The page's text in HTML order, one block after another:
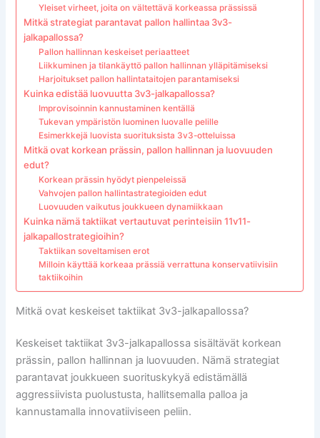
Yleiset virheet, joita on vältettävä korkeassa prässissä
Mitkä strategiat parantavat pallon hallintaa 3v3-
jalkapallossa?
Pallon hallinnan keskeiset periaatteet
Liikkuminen ja tilankäyttö pallon hallinnan ylläpitämiseksi
Harjoitukset pallon hallintataitojen parantamiseksi
Kuinka edistää luovuutta 3v3-jalkapallossa?
Improvisoinnin kannustaminen kentällä
Tukevan ympäristön luominen luovalle pelille
Esimerkkejä luovista suorituksista 3v3-otteluissa
Mitkä ovat korkean prässin, pallon hallinnan ja luovuuden
edut?
Korkean prässin hyödyt pienpeleissä
Vahvojen pallon hallintastrategioiden edut
Luovuuden vaikutus joukkueen dynamiikkaan
Kuinka nämä taktiikat vertautuvat perinteisiin 11v11-
jalkapallostrategioihin?
Taktiikan soveltamisen erot
Milloin käyttää korkeaa prässiä verrattuna konservatiivisiin
taktiikoihin
Mitkä ovat keskeiset taktiikat 3v3-jalkapallossa?
Keskeiset taktiikat 3v3-jalkapallossa sisältävät korkean
prässin, pallon hallinnan ja luovuuden. Nämä strategiat
parantavat joukkueen suorituskykyä edistämällä
aggressiivista puolustusta, hallitsemalla palloa ja
kannustamalla innovatiiviseen peliin.